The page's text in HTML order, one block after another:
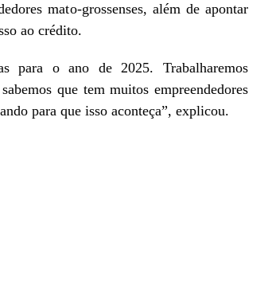
mato-grossenses, além de apontar
ao crédito.
para o ano de 2025. Trabalharemos
que tem muitos empreendedores
para que isso aconteça”, explicou.